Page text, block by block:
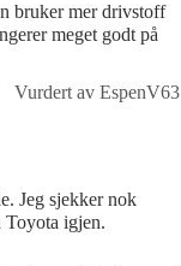
bruker mer drivstoff
meget godt på
Vurdert av EspenV63
Jeg sjekker nok
Toyota igjen.